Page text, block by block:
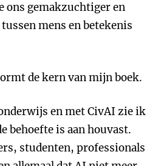
ons gemakzuchtiger en
mens en betekenis
de kern van mijn boek.
en met CivAI zie ik
behoefte is aan houvast.
studenten, professionals